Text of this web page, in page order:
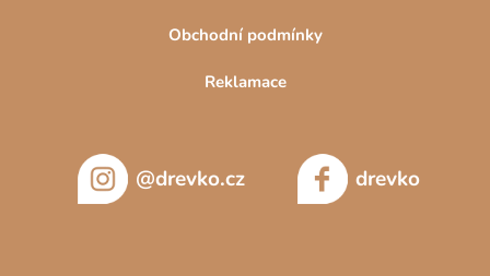
Obchodní podmínky
Reklamace
@drevko.cz drevko